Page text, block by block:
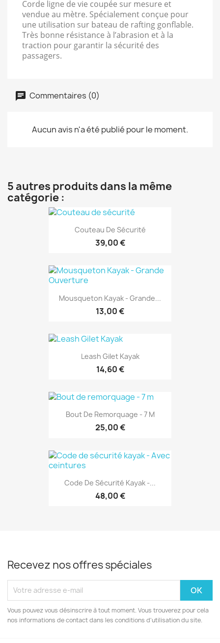
Corde ligne de vie coupée sur mesure et
vendue au mètre. Spécialement conçue pour
une utilisation sur bateau de rafting gonflable.
Très bonne résistance à l’abrasion et à la
traction pour garantir la sécurité des
passagers.
Commentaires (0)
Aucun avis n'a été publié pour le moment.
5 autres produits dans la même
catégorie :
Couteau De Sécurité
39,00 €
Mousqueton Kayak - Grande...
13,00 €
Leash Gilet Kayak
14,60 €
Bout De Remorquage - 7 M
25,00 €
Code De Sécurité Kayak -...
48,00 €
Recevez nos offres spéciales
Vous pouvez vous désinscrire à tout moment. Vous trouverez pour cela
nos informations de contact dans les conditions d'utilisation du site.